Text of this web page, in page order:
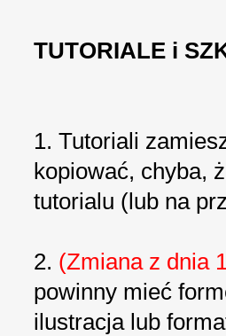
TUTORIALE i
1. Tutoriali
kopiować, chyba,
tutorialu (lub na
2. (Zmiana z dnia
powinny mieć
ilustracja lub